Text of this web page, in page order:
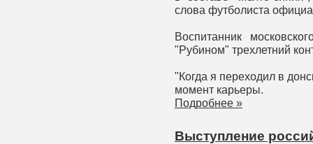
слова футболиста
Воспитанник
"Рубином" трехлетний
"Когда я переходил в
момент карьеры.
Подробнее »
Выступление